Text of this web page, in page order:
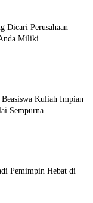
Dicari Perusahaan
Miliki
Beasiswa Kuliah Impian
Sempurna
Pemimpin Hebat di